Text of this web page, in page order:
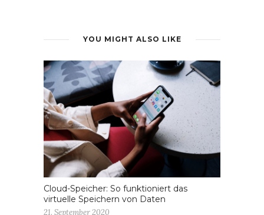
YOU MIGHT ALSO LIKE
Cloud-Speicher: So funktioniert das
virtuelle Speichern von Daten
21. September 2020